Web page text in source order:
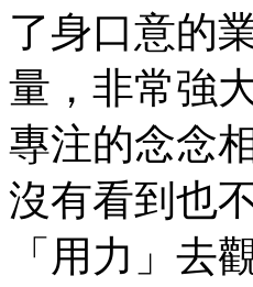
了身口意的
量，非常強
專注的念念
沒有看到也
「用力」去